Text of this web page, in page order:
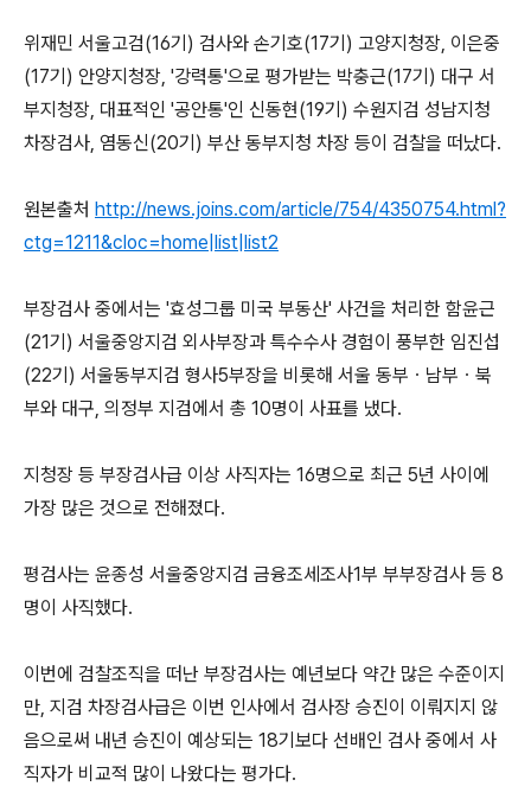
위재민 서울고검(16기) 검사와 손기호(17기) 고양지청장, 이은중
(17기) 안양지청장, '강력통'으로 평가받는 박충근(17기) 대구 서
부지청장, 대표적인 '공안통'인 신동현(19기) 수원지검 성남지청
차장검사, 염동신(20기) 부산 동부지청 차장 등이 검찰을 떠났다.
원본출처 http://news.joins.com/article/754/4350754.html?
ctg=1211&cloc=home|list|list2
부장검사 중에서는 '효성그룹 미국 부동산' 사건을 처리한 함윤근
(21기) 서울중앙지검 외사부장과 특수수사 경험이 풍부한 임진섭
(22기) 서울동부지검 형사5부장을 비롯해 서울 동부ㆍ남부ㆍ북
부와 대구, 의정부 지검에서 총 10명이 사표를 냈다.
지청장 등 부장검사급 이상 사직자는 16명으로 최근 5년 사이에
가장 많은 것으로 전해졌다.
평검사는 윤종성 서울중앙지검 금융조세조사1부 부부장검사 등 8
명이 사직했다.
이번에 검찰조직을 떠난 부장검사는 예년보다 약간 많은 수준이지
만, 지검 차장검사급은 이번 인사에서 검사장 승진이 이뤄지지 않
음으로써 내년 승진이 예상되는 18기보다 선배인 검사 중에서 사
직자가 비교적 많이 나왔다는 평가다.